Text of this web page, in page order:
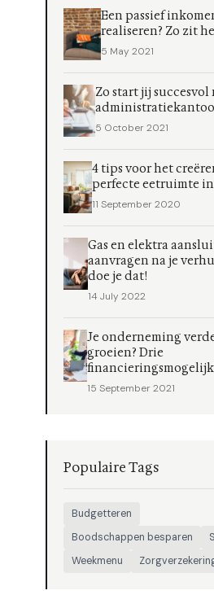
Een passief
realiseren? Zo zit
5 May 2021
Zo start jij succesvol
5 October 2021
4 tips voor het
perfecte eetruimte
11 September 2020
Gas en elektra
aanvragen na je
doe je dat!
14 July 2022
Je onderneming
groeien? Drie
15 September 2021
Populaire Tags
Budgetteren
Boodschappen besparen
Weekmenu